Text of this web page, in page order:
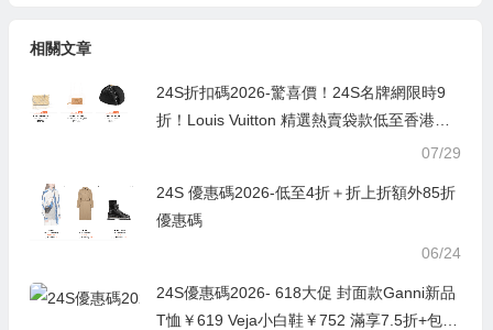
相關文章
24S折扣碼2026-驚喜價！24S名牌網限時9
折！Louis Vuitton 精選熱賣袋款低至香港售
07/29
24S 優惠碼2026-低至4折＋折上折額外85折
優惠碼
06/24
24S優惠碼2026- 618大促 封面款Ganni新品
T恤￥619 Veja小白鞋￥752 滿享7.5折+包稅